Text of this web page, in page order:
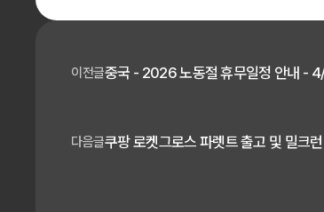
이전글중국 - 2026 노동절 휴무일정 안내 -
다음글쿠팡 로켓그로스 파렛트 출고 및 밀크